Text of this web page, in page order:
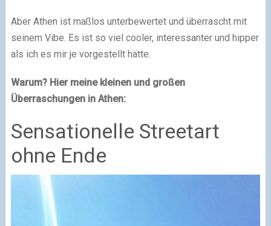
Aber Athen ist maßlos unterbewertet und überrascht mit
seinem Vibe. Es ist so viel cooler, interessanter und hipper
als ich es mir je vorgestellt hätte.
Warum? Hier meine kleinen und großen
Überraschungen in Athen:
Sensationelle Streetart
ohne Ende